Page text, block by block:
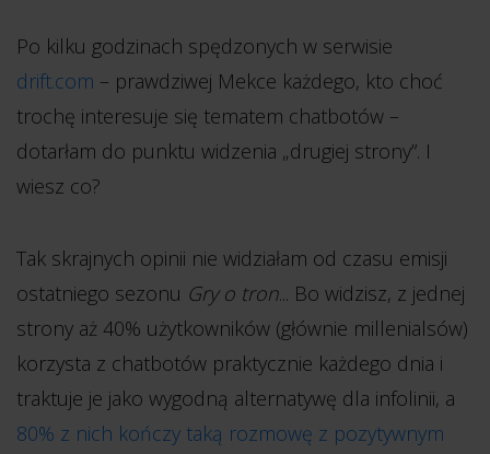
Po kilku godzinach spędzonych w serwisie
drift.com – prawdziwej Mekce każdego, kto choć
trochę interesuje się tematem chatbotów –
dotarłam do punktu widzenia „drugiej strony”. I
wiesz co?
Tak skrajnych opinii nie widziałam od czasu emisji
ostatniego sezonu Gry o tron... Bo widzisz, z jednej
strony aż 40% użytkowników (głównie millenialsów)
korzysta z chatbotów praktycznie każdego dnia i
traktuje je jako wygodną alternatywę dla infolinii, a
80% z nich kończy taką rozmowę z pozytywnym